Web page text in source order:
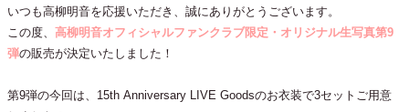
いつも高柳明音を応援いただき、誠にありがとうございます。
この度、 高柳明音オフィシャルファンクラブ限定・オリジナル生写真第9
弾の販売が決定いたしました！
第9弾の今回は、15th Anniversary LIVE Goodsのお衣装で3セットご用意